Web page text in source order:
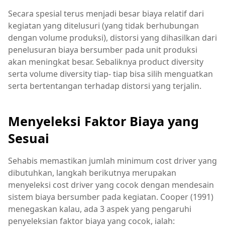
Secara spesial terus menjadi besar biaya relatif dari
kegiatan yang ditelusuri (yang tidak berhubungan
dengan volume produksi), distorsi yang dihasilkan dari
penelusuran biaya bersumber pada unit produksi
akan meningkat besar. Sebaliknya product diversity
serta volume diversity tiap- tiap bisa silih menguatkan
serta bertentangan terhadap distorsi yang terjalin.
Menyeleksi Faktor Biaya yang
Sesuai
Sehabis memastikan jumlah minimum cost driver yang
dibutuhkan, langkah berikutnya merupakan
menyeleksi cost driver yang cocok dengan mendesain
sistem biaya bersumber pada kegiatan. Cooper (1991)
menegaskan kalau, ada 3 aspek yang pengaruhi
penyeleksian faktor biaya yang cocok, ialah: